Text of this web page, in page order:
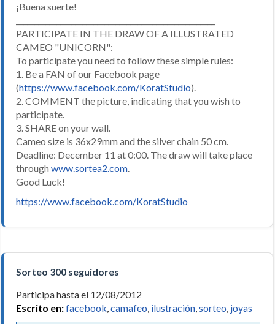
¡Buena suerte!
PARTICIPATE IN THE DRAW OF A ILLUSTRATED
CAMEO "UNICORN":
To participate you need to follow these simple rules:
1. Be a FAN of our Facebook page
(https://www.facebook.com/KoratStudio).
2. COMMENT the picture, indicating that you wish to
participate.
3. SHARE on your wall.
Cameo size is 36x29mm and the silver chain 50 cm.
Deadline: December 11 at 0:00. The draw will take place
through www.sortea2.com
Good Luck!
https://www.facebook.com/KoratStudio
Sorteo 300 seguidores
Participa hasta el 12/08/2012
Escrito en:facebook camafeo ilustración sorteo joyas